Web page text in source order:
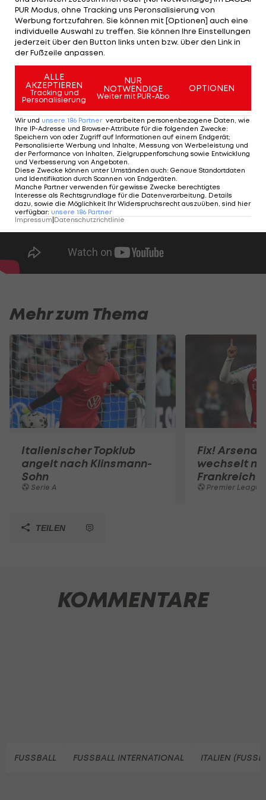
Motta wurde erst am 11. Juni als Trainer installiert
Laola1 berichtete>>> ) und steht vor einem
intensiven Sommer. Unter anderem sucht der
Italiener nach einer neuen Nummer 1 im Tor der
"Alten Dame."
Mehr zum Thema
Italienischer Topklub
angelt nach Klinsmann-
Sohn
Serie A
Fix!
wechselt
Frankreich
Premier League
TEILEN
KOMMENTARE
FUSSBALL FUSSBALL INTERNATIONAL ITALIEN
PUR Modus, ohne Tracking uns Peronsalisierung von
Werbung fortzufahren. Sie können mit [Optionen] auch eine
individuelle Auswahl zu treffen. Sie können Ihre Einstellungen
jederzeit über den Button links unten bzw. über den Link in
der Fußzeile anpassen.
ALLE
AKZEPTIEREN
Tracking und
Personalisierung
NUR
NOTWENDIGE
Weiter mit PUR-Abo
OPTIONEN
Wir und unsere 186 Partner verarbeiten personenbezogene Daten, wie
Ihre IP-Adresse und Browser-Attribute für die folgenden Zwecke:
Speichern von oder Zugriff auf Informationen auf einem Endgerät;
Personalisierte Werbung und Inhalte, Messung von Werbeleistung und
der Performance von Inhalten, Zielgruppenforschung sowie Entwicklung
und Verbesserung von Angeboten.
Diese Zwecke können unter Umständen auch: Genaue Standortdaten
und Identifikation durch Scannen von Endgeräten.
Manche Partner verwenden für gewisse Zwecke berechtigtes
Interesse als Rechtsgrundlage für die Datenverarbeitung. Details
dazu, sowie die Möglichkeit Ihr Widerspruchsrecht auszuüben, sind hier
verfügbar: unsere 186 Partner
Impressum Datenschutzrichtlinie